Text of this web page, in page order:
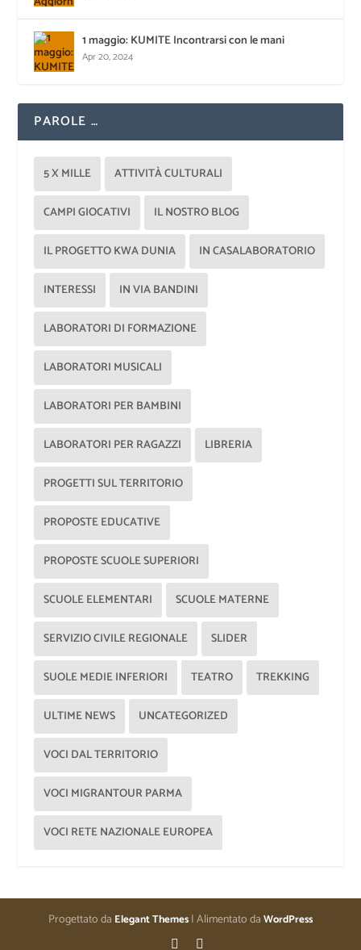
1 maggio: KUMITE Incontrarsi con le mani
Apr 20, 2024
PAROLE …
5 X MILLE ATTIVITÀ CULTURALI
CAMPI GIOCATIVI IL NOSTRO BLOG
IL PROGETTO KWA DUNIA IN CASALABORATORIO
INTERESSI IN VIA BANDINI
LABORATORI DI FORMAZIONE
LABORATORI MUSICALI
LABORATORI PER BAMBINI
LABORATORI PER RAGAZZI LIBRERIA
PROGETTI SUL TERRITORIO
PROPOSTE EDUCATIVE
PROPOSTE SCUOLE SUPERIORI
SCUOLE ELEMENTARI SCUOLE MATERNE
SERVIZIO CIVILE REGIONALE SLIDER
SUOLE MEDIE INFERIORI TEATRO TREKKING
ULTIME NEWS UNCATEGORIZED
VOCI DAL TERRITORIO
VOCI MIGRANTOUR PARMA
VOCI RETE NAZIONALE EUROPEA
Progettato da Elegant Themes| Alimentato daWordPress